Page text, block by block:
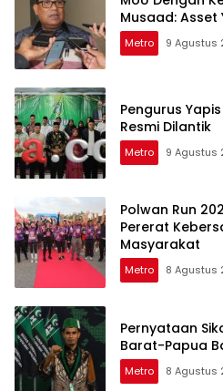
Musaad: Asset
Metro 9 Agustus
Pengurus
Resmi Dilantik
Metro 9 Agustus
Polwan Run
Pererat
Masyarakat
Metro 8 Agustus
Pernyataan
Barat-Papua
Metro 8 Agustus